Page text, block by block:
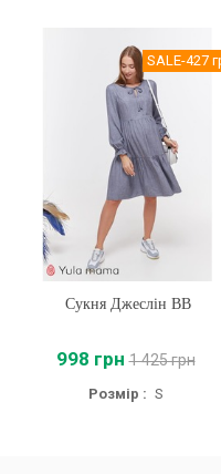
SALE-427
Сукня Джеслін BB
998 грн 1 425 грн
Розмір : S